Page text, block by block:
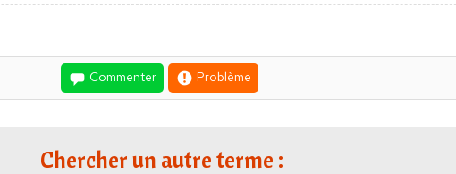
Commenter Problème
Chercher un autre terme :